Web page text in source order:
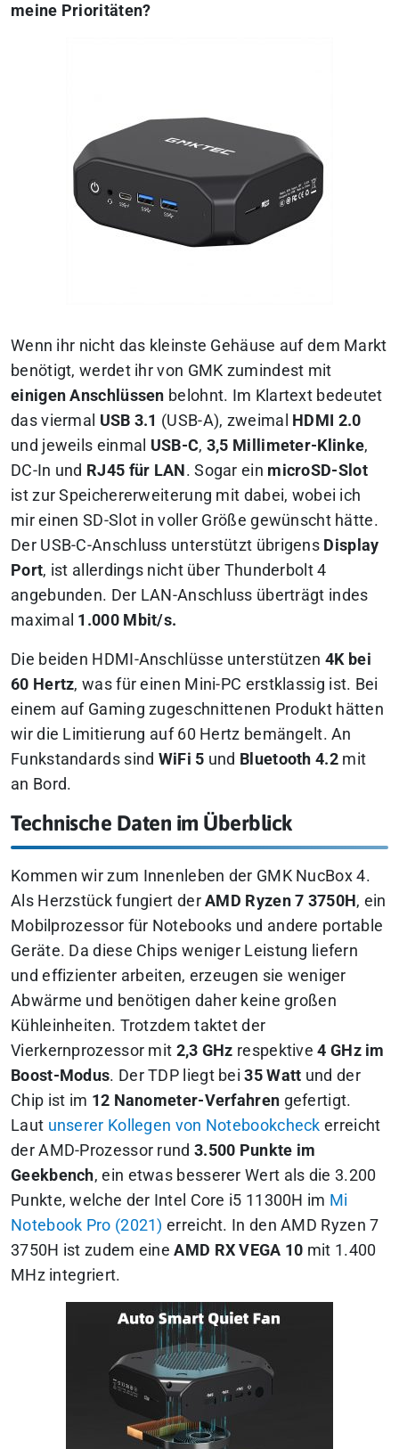
meine Prioritäten?
Wenn ihr nicht das kleinste Gehäuse auf dem Markt
benötigt, werdet ihr von GMK zumindest mit
einigen Anschlüssen belohnt. Im Klartext bedeutet
das viermal USB 3.1 (USB-A), zweimal HDMI 2.0
und jeweils einmal USB-C, 3,5 Millimeter-Klinke,
DC-In und RJ45 für LAN. Sogar ein microSD-Slot
ist zur Speichererweiterung mit dabei, wobei ich
mir einen SD-Slot in voller Größe gewünscht hätte.
Der USB-C-Anschluss unterstützt übrigens Display
Port, ist allerdings nicht über Thunderbolt 4
angebunden. Der LAN-Anschluss überträgt indes
maximal 1.000 Mbit/s.
Die beiden HDMI-Anschlüsse unterstützen 4K bei
60 Hertz, was für einen Mini-PC erstklassig ist. Bei
einem auf Gaming zugeschnittenen Produkt hätten
wir die Limitierung auf 60 Hertz bemängelt. An
Funkstandards sind WiFi 5 und Bluetooth 4.2mit
an Bord.
Technische Daten im Überblick
Kommen wir zum Innenleben der GMK NucBox 4.
Als Herzstück fungiert derAMD Ryzen 7 3750H , ein
Mobilprozessor für Notebooks und andere portable
Geräte. Da diese Chips weniger Leistung liefern
und effizienter arbeiten, erzeugen sie weniger
Abwärme und benötigen daher keine großen
Kühleinheiten. Trotzdem taktet der
Vierkernprozessor mit 2,3 GHz respektive4 GHz im
Boost-Modus. Der TDP liegt bei35 Watt und der
Chip ist im 12 Nanometer-Verfahren gefertigt.
Laut unserer Kollegen von Notebookcheck erreicht
der AMD-Prozessor rund 3.500 Punkte im
Geekbench, ein etwas besserer Wert als die 3.200
Punkte, welche der Intel Core i5 11300H im Mi
Notebook Pro (2021) erreicht. In den AMD Ryzen 7
3750H ist zudem eineAMD RX VEGA 10 mit 1.400
MHz integriert.